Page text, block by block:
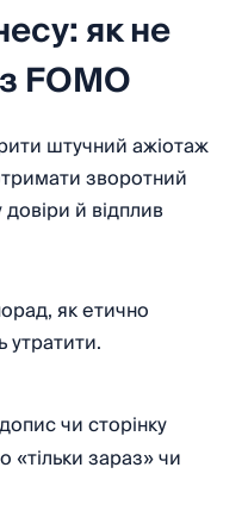
як не
FOMO
штучний ажіотаж
зворотний
й відплив
як етично
утратити.
чи сторінку
«тільки зараз» чи